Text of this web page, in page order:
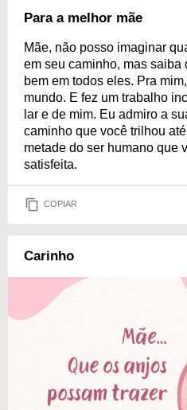
Para a melhor mãe
Mãe, não posso imaginar
em seu caminho, mas saiba
bem em todos eles. Pra
mundo. E fez um trabalho
lar e de mim. Eu admiro a
caminho que você trilhou
metade do ser humano que
satisfeita.
COPIAR
Carinho